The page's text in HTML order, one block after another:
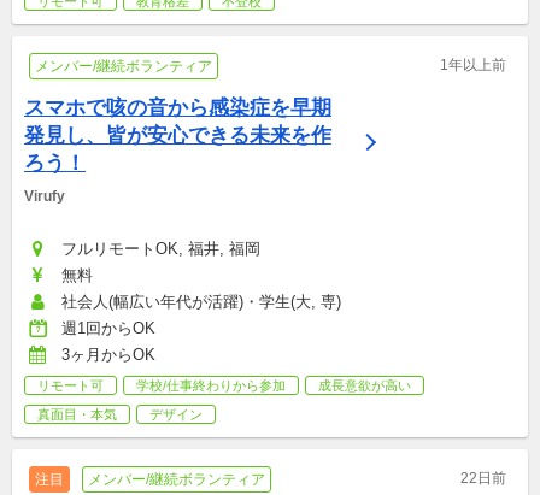
メンバー/継続ボランティア 1年以上前
スマホで咳の音から感染症を早期
発見し、皆が安心できる未来を作
ろう！
Virufy
フルリモートOK, 福井, 福岡
無料
社会人(幅広い年代が活躍)・学生(大, 専)
週1回からOK
3ヶ月からOK
リモート可 学校/仕事終わりから参加
成長意欲が高い
真面目・本気
デザイン
注目 メンバー/継続ボランティア 22日前